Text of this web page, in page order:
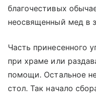
благочестивых
неосвященный мед в
Часть принесенного
при храме или
помощи. Остальное
стол. Так начало